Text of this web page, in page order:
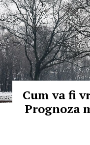
Cum va fi
Prognoza